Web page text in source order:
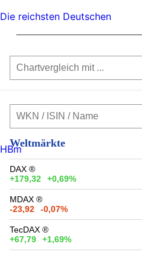
Weltmärkte
DAX ®
+179,32
+0,69%
MDAX ®
-23,92
-0,07%
TecDAX ®
+67,79
+1,69%
Die reichsten Deutschen
HBm